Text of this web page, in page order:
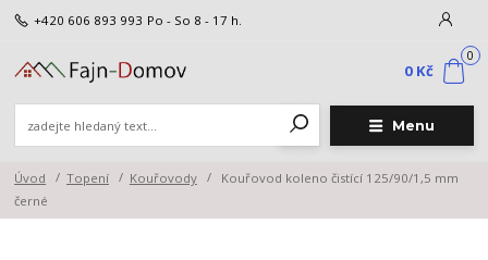
Menu
+420 606 893 993 Po - So 8 - 17 h.
0
0 Kč
Úvod Topení Kouřovody
Kouřovod koleno čistící 125/90/1,5 mm
černé